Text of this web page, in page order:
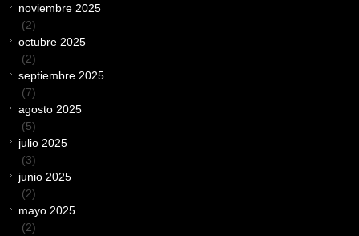
noviembre 2025
(2)
octubre 2025
(2)
septiembre 2025
(7)
agosto 2025
(5)
julio 2025
(3)
junio 2025
(2)
mayo 2025
(2)